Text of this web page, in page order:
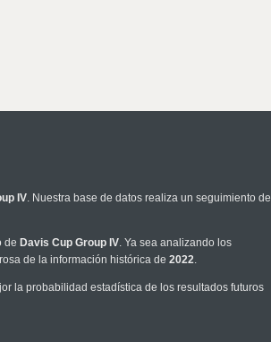
IV. Nuestra base de datos realiza un seguimiento de
de Davis Cup Group IV. Ya sea analizando los
de la información histórica de 2022.
la probabilidad estadística de los resultados futuros